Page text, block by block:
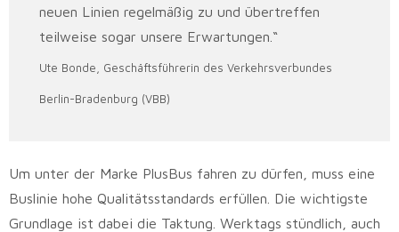
neuen Linien regelmäßig zu und übertreffen
teilweise sogar unsere Erwartungen.“
Ute Bonde, Geschäftsführerin des Verkehrsverbundes
Berlin-Bradenburg (VBB)
Um unter der Marke PlusBus fahren zu dürfen, muss eine
Buslinie hohe Qualitätsstandards erfüllen. Die wichtigste
Grundlage ist dabei die Taktung. Werktags stündlich, auch